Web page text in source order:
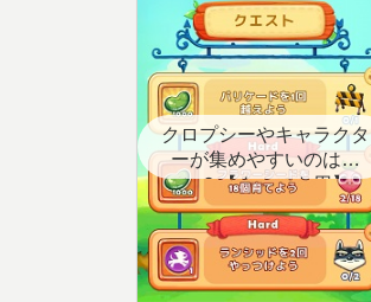
クロプシーやキャラクタ
ーが集めやすいのはど
こ？【クエスト用】